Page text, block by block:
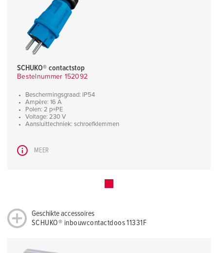
SCHUKO® contactstop
Bestelnummer 152092
Beschermingsgraad: IP54
Ampère: 16 A
Polen: 2 p+PE
Voltage: 230 V
Aansluittechniek: schroefklemmen
MEER
Geschikte accessoires
SCHUKO® inbouwcontactdoos 11331F